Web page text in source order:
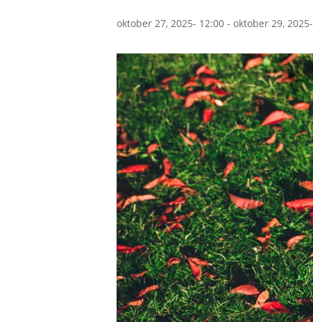
oktober 27, 2025- 12:00 - oktober 29,